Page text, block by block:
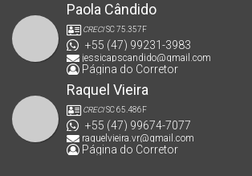
Paola Cândido
CRECISC 75.357F
+55 (47) 99231-3983
jessicapscandido@gmail.com
Página do Corretor
Raquel Vieira
CRECISC 65.486F
+55 (47) 99674-7077
raquelvieira.vr@gmail.com
Página do Corretor